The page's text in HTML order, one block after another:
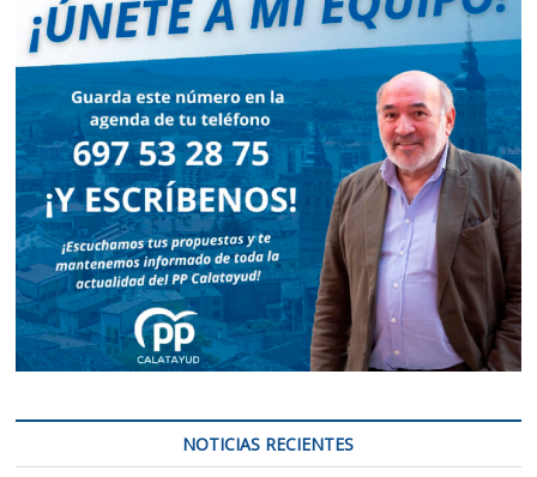
NOTICIAS RECIENTES